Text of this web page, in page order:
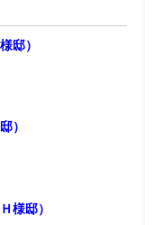
邸）
）
様邸）